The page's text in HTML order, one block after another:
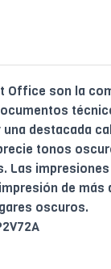
Office son la
destacada
tonos
Las
de más
oscuros.